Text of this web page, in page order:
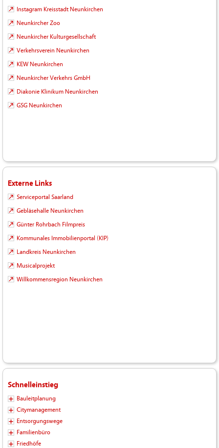
Instagram Kreisstadt Neunkirchen
Neunkircher Zoo
Neunkircher Kulturgesellschaft
Verkehrsverein Neunkirchen
KEW Neunkirchen
Neunkircher Verkehrs GmbH
Diakonie Klinikum Neunkirchen
GSG Neunkirchen
Externe Links
Serviceportal Saarland
Gebläsehalle Neunkirchen
Günter Rohrbach Filmpreis
Kommunales Immobilienportal (KIP)
Landkreis Neunkirchen
Musicalprojekt
Willkommensregion Neunkirchen
Schnelleinstieg
Bauleitplanung
Citymanagement
Entsorgungswege
Familienbüro
Friedhöfe